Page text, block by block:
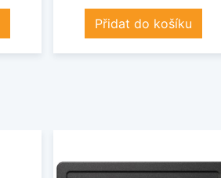
Přidat do košíku